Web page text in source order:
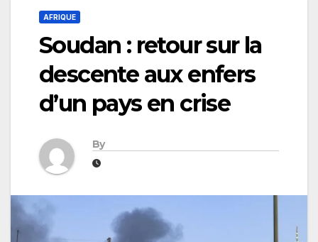
AFRIQUE
Soudan : retour sur la
descente aux enfers
d’un pays en crise
By